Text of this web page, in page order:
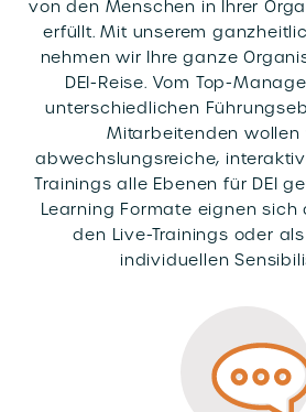
von den Menschen in Ihrer
erfüllt. Mit unserem
nehmen wir Ihre ganze
DEI-Reise. Vom Top-
unterschiedlichen
Mitarbeitenden wollen
abwechslungsreiche,
Trainings alle Ebenen für DEI
Learning Formate eignen sich
den Live-Trainings oder
individuellen